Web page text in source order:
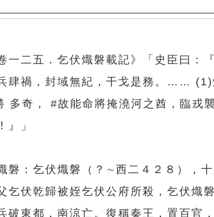
一二五．乞伏熾磐載記》「史臣曰
肆禍，封域無紀，干戈是務。……
多奇， #故能命將掩澆河之酋，臨戎
』」
磐：乞伏熾磐（？∼西二４２８），
乞伏乾歸被姪乞伏公府所殺，乞伏熾
破東都，南涼亡。復稱秦王，置百官